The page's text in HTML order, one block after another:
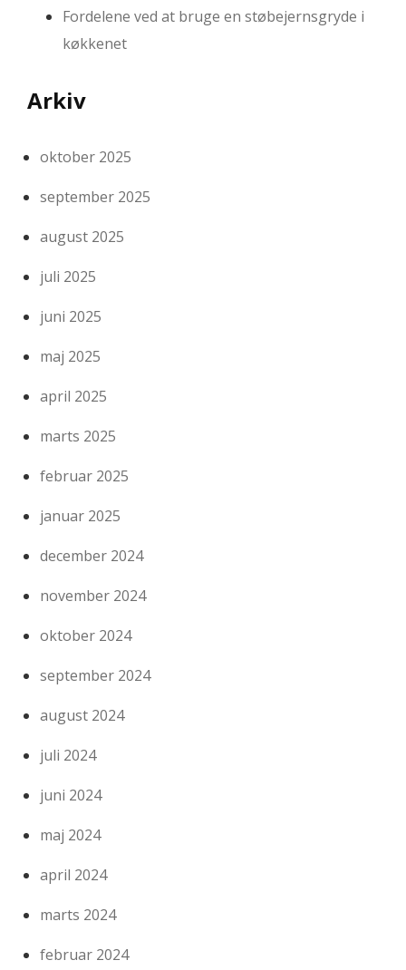
Fordelene ved at bruge en støbejernsgryde i
køkkenet
Arkiv
oktober 2025
september 2025
august 2025
juli 2025
juni 2025
maj 2025
april 2025
marts 2025
februar 2025
januar 2025
december 2024
november 2024
oktober 2024
september 2024
august 2024
juli 2024
juni 2024
maj 2024
april 2024
marts 2024
februar 2024